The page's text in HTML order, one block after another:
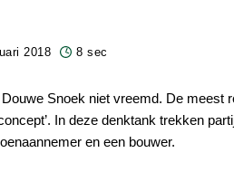
2018 8 sec
Snoek niet vreemd. De meest
In deze denktank trekken
en een bouwer.